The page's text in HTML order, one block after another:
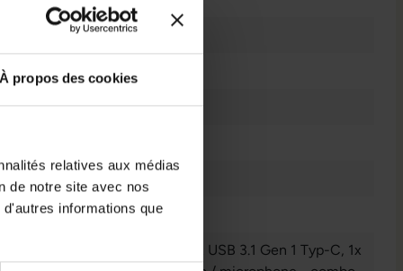
À propos des cookies
relatives aux médias
de notre site avec nos
informations que
8 GB DDR4
Windows 11 Professionnel
Écran Anti Reflet
Oui
, 1x USB 3.1 Gen 1 Typ-C, 1x